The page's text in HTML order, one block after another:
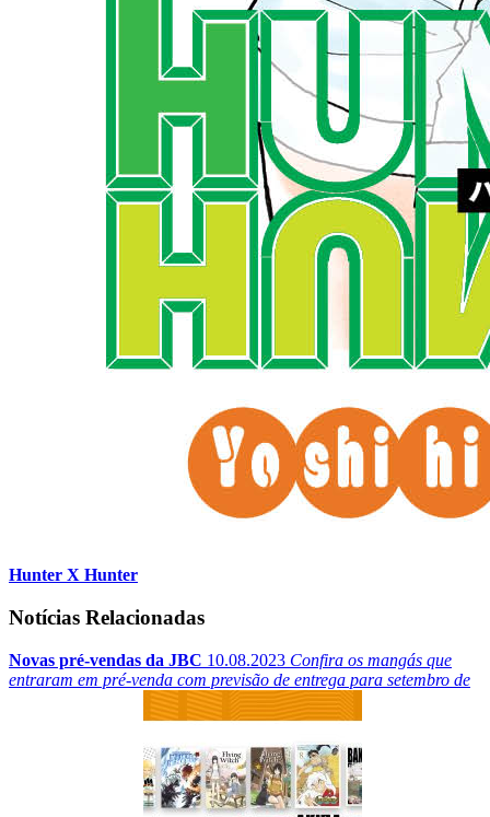
Hunter X Hunter
Notícias Relacionadas
Novas pré-vendas da JBC 10.08.2023 Confira os mangás que
entraram em pré-venda com previsão de entrega para setembro de